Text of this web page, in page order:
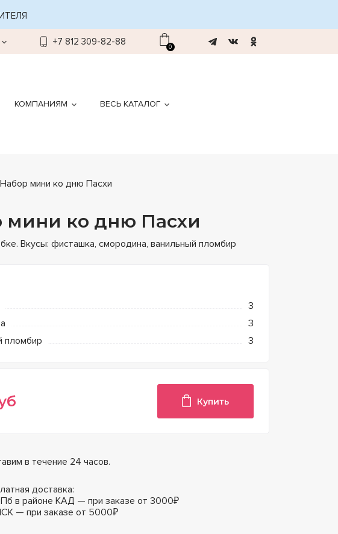
668 оценок
85 отзывов
99 отзывов
+7 812 309-82-88 0
КОМПАНИЯМ ВЕСЬ КАТАЛОГ
Набор мини ко дню Пасхи
мини ко дню Пасхи
Вкусы: фисташка, смородина, ванильный пломбир
3
3
пломбир
3
Купить
в течение 24 часов.
доставка:
в районе КАД — при заказе от 3000₽
— при заказе от 5000₽